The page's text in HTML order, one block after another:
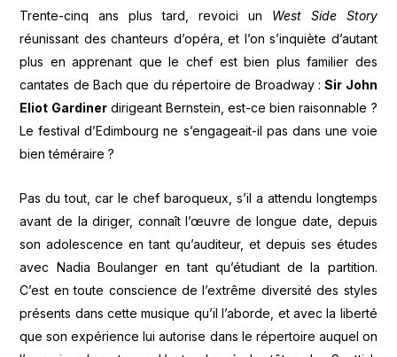
Trente-cinq ans plus tard, revoici un West Side Story
réunissant des chanteurs d’opéra, et l’on s’inquiète d’autant
plus en apprenant que le chef est bien plus familier des
cantates de Bach que du répertoire de Broadway :Sir John
Eliot Gardinerdirigeant Bernstein, est-ce bien raisonnable ?
Le festival d’Edimbourg ne s’engageait-il pas dans une voie
bien téméraire ?
Pas du tout, car le chef baroqueux, s’il a attendu longtemps
avant de la diriger, connaît l’œuvre de longue date, depuis
son adolescence en tant qu’auditeur, et depuis ses études
avec Nadia Boulanger en tant qu’étudiant de la partition.
C’est en toute conscience de l’extrême diversité des styles
présents dans cette musique qu’il l’aborde, et avec la liberté
que son expérience lui autorise dans le répertoire auquel on